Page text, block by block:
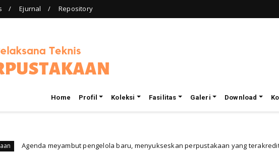
Ejurnal Repository
Home Profil Koleksi Fasilitas Galeri Download
meyambut pengelola baru, menyukseskan perpustakaan yang terakreditasi (A)